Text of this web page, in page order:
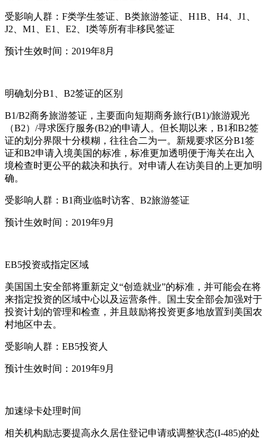
受影响人群：F类学生签证、B类旅游签证、H1B、H4、J1、
J2、M1、E1、E2、I类等所有非移民签证
预计生效时间：2019年8月
明确划分B1、B2签证的区别
B1/B2商务旅游签证，主要面向短期商务旅行(B1)/旅游观光
（B2）/寻求医疗服务(B2)的申请人。但长期以来，B1和B2签
证的划分界限十分模糊，往往合二为一。新规要求区分B1签
证和B2申请入境美国的标准，标准更加透明便于海关在出入
境检查时更公平的裁决和执行。对申请人在访美目的上更加明
确。
受影响人群：B1商业临时访客、B2旅游签证
预计生效时间：2019年9月
EB5投资或指定区域
美国国土安全部将重新定义“创造就业”的标准，并可能会在将
来指定投资的区域中心以及运营条件。国土安全部会加强对于
投资计划的管理和检查，并且鼓励将投资更多地放置到美国农
村地区中去。
受影响人群：EB5投资人
预计生效时间：2019年9月
加速绿卡处理时间
相关机构励志要提高永久居住登记申请或调整状态(I-485)的处